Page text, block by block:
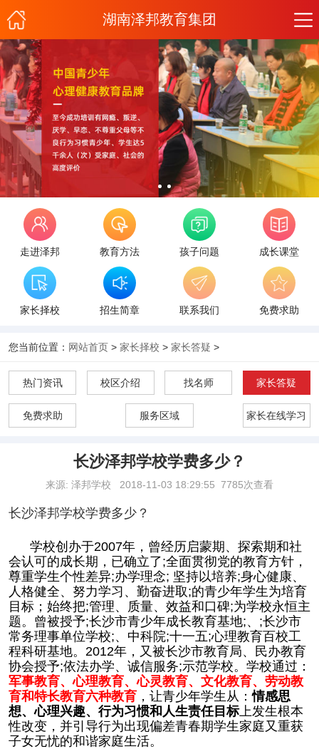
湖南泽邦教育集团
走进泽邦 教育方法 孩子问题 成长课堂
家长择校 招生简章 联系我们 免费求助
您当前位置： 网站首页 > 家长择校 > 家长答疑 >
热门资讯 校区介绍 找名师 家长答疑
免费求助 服务区域 家长在线学习
长沙泽邦学校学费多少？
来源: 泽邦学校 2018-11-03 18:29:55 7785次查看
长沙泽邦学校学费多少？
学校创办于2007年，曾经历启蒙期、探索期和社
会认可的成长期，已确立了;全面贯彻党的教育方针，
尊重学生个性差异;办学理念; 坚持以培养;身心健康、
人格健全、努力学习、勤奋进取;的青少年学生为培育
目标；始终把;管理、质量、效益和口碑;为学校永恒主
题。曾被授予;长沙市青少年成长教育基地;、;长沙市
常务理事单位学校;、中科院;十一五;心理教育百校工
程科研基地。2012年，又被长沙市教育局、民办教育
协会授予;依法办学、诚信服务;示范学校。学校通过：
军事教育、心理教育、心灵教育、文化教育、劳动教
育和特长教育六种教育 ，让青少年学生从：情感思
想、心理兴趣、行为习惯和人生责任目标上发生根本
性改变，并引导行为出现偏差青春期学生家庭又重获
子女无忧的和谐家庭生活。